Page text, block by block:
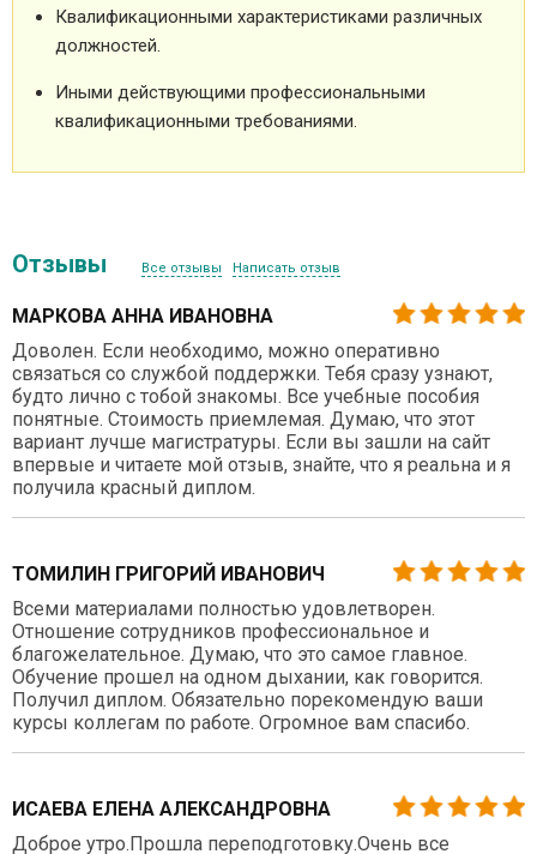
Квалификационными характеристиками различных
должностей.
Иными действующими профессиональными
квалификационными требованиями.
Отзывы Все отзывы Написать отзыв
МАРКОВА АННА ИВАНОВНА
Доволен. Если необходимо, можно оперативно
связаться со службой поддержки. Тебя сразу узнают,
будто лично с тобой знакомы. Все учебные пособия
понятные. Стоимость приемлемая. Думаю, что этот
вариант лучше магистратуры. Если вы зашли на сайт
впервые и читаете мой отзыв, знайте, что я реальна и я
получила красный диплом.
ТОМИЛИН ГРИГОРИЙ ИВАНОВИЧ
Всеми материалами полностью удовлетворен.
Отношение сотрудников профессиональное и
благожелательное. Думаю, что это самое главное.
Обучение прошел на одном дыхании, как говорится.
Получил диплом. Обязательно порекомендую ваши
курсы коллегам по работе. Огромное вам спасибо.
ИСАЕВА ЕЛЕНА АЛЕКСАНДРОВНА
Доброе утро.Прошла переподготовку.Очень все